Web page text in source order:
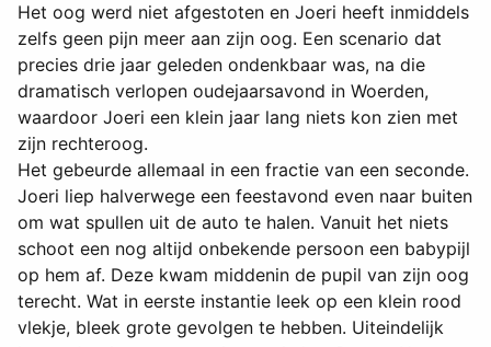
Het oog werd niet afgestoten en Joeri heeft inmiddels
zelfs geen pijn meer aan zijn oog. Een scenario dat
precies drie jaar geleden ondenkbaar was, na die
dramatisch verlopen oudejaarsavond in Woerden,
waardoor Joeri een klein jaar lang niets kon zien met
zijn rechteroog.
Het gebeurde allemaal in een fractie van een seconde.
Joeri liep halverwege een feestavond even naar buiten
om wat spullen uit de auto te halen. Vanuit het niets
schoot een nog altijd onbekende persoon een babypijl
op hem af. Deze kwam middenin de pupil van zijn oog
terecht. Wat in eerste instantie leek op een klein rood
vlekje, bleek grote gevolgen te hebben. Uiteindelijk